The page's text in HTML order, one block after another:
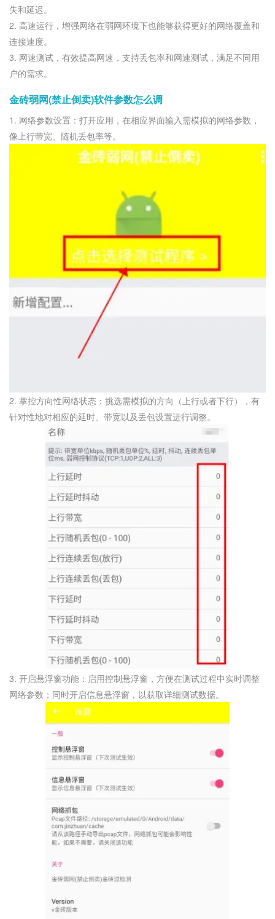
失和延迟。
2. 高速运行，增强网络在弱网环境下也能够获得更好的网络覆盖和
连接速度。
3. 网速测试，有效提高网速，支持丢包率和网速测试，满足不同用
户的需求。
金砖弱网(禁止倒卖)软件参数怎么调
1. 网络参数设置：打开应用，在相应界面输入需模拟的网络参数，
像上行带宽、随机丢包率等。
2. 掌控方向性网络状态：挑选需模拟的方向（上行或者下行），有
针对性地对相应的延时、带宽以及丢包设置进行调整。
3. 开启悬浮窗功能：启用控制悬浮窗，方便在测试过程中实时调整
网络参数；同时开启信息悬浮窗，以获取详细测试数据。